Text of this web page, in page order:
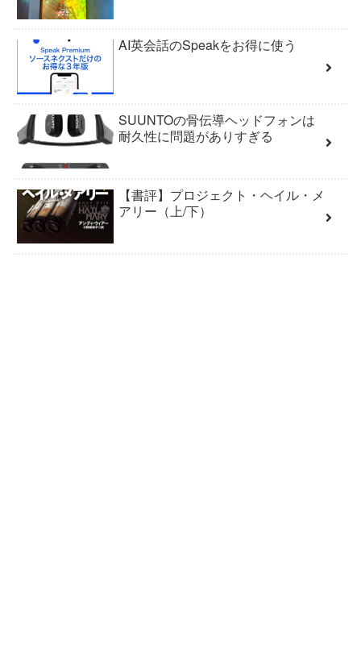
AI英会話のSpeakをお得に使う
SUUNTOの骨伝導ヘッドフォンは
耐久性に問題がありすぎる
【書評】プロジェクト・ヘイル・メ
アリー（上/下）